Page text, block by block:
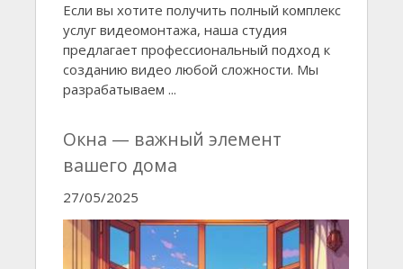
Если вы хотите получить полный комплекс
услуг видеомонтажа, наша студия
предлагает профессиональный подход к
созданию видео любой сложности. Мы
разрабатываем ...
Окна — важный элемент
вашего дома
27/05/2025